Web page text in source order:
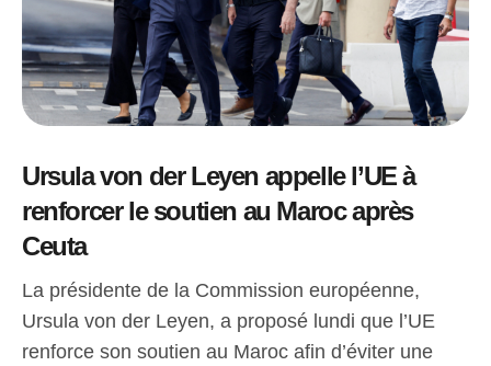
Ursula von der Leyen appelle l’UE à
renforcer le soutien au Maroc après
Ceuta
La présidente de la Commission européenne,
Ursula von der Leyen, a proposé lundi que l’UE
renforce son soutien au Maroc afin d’éviter une